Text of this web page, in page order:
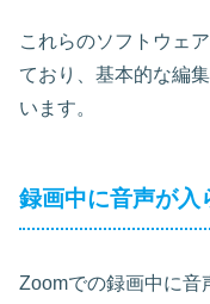
これらのソフトウェ
ており、基本的な編
います。
録画中に音声が入
Zoomでの録画中に音